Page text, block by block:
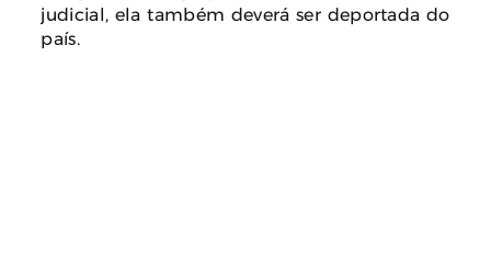
judicial, ela também deverá ser deportada do
país.